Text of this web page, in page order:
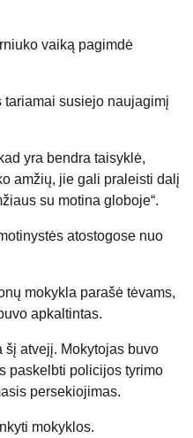
vaiką pagimdė
tariamai susiejo naujagimį
yra bendra taisyklė,
amžių, jie gali praleisti dalį
su motina globoje“.
atostogose nuo
mokykla parašė tėvams,
apkaltintas.
šį atvejį. Mokytojas buvo
paskelbti policijos tyrimo
persekiojimas.
mokyklos.